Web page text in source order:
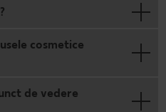
cosmetice
de vedere